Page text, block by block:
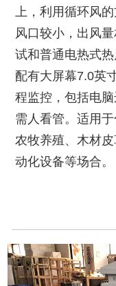
上，利用循环风
风口较小，出风
试和普通电热式
配有大屏幕7.0英
程监控，包括电
需人看管。适用
农牧养殖、木材
动化设备等场合。